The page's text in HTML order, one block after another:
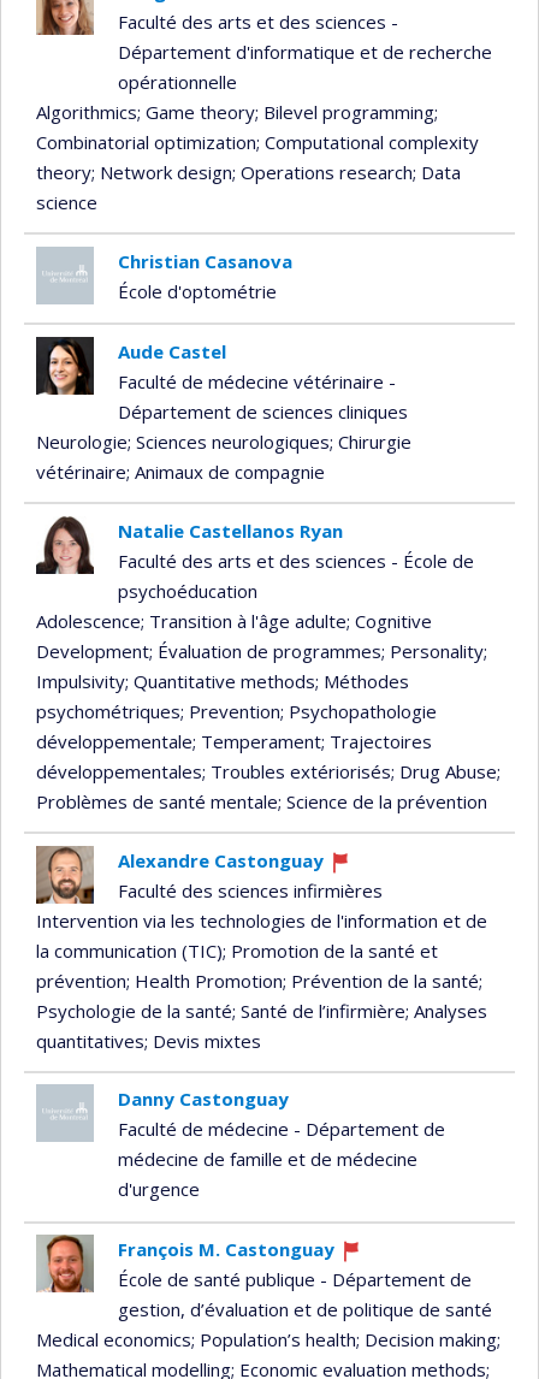
Faculté des arts et des sciences -
Département d'informatique et de recherche
opérationnelle
Algorithmics; Game theory; Bilevel programming;
Combinatorial optimization; Computational complexity
theory; Network design; Operations research; Data
science
Christian Casanova
École d'optométrie
Aude Castel
Faculté de médecine vétérinaire -
Département de sciences cliniques
Neurologie; Sciences neurologiques; Chirurgie
vétérinaire; Animaux de compagnie
Natalie Castellanos Ryan
Faculté des arts et des sciences - École de
psychoéducation
Adolescence; Transition à l'âge adulte; Cognitive
Development; Évaluation de programmes; Personality;
Impulsivity; Quantitative methods; Méthodes
psychométriques; Prevention; Psychopathologie
développementale; Temperament; Trajectoires
développementales; Troubles extériorisés; Drug Abuse;
Problèmes de santé mentale; Science de la prévention
Alexandre Castonguay
Currently
recruiting
Faculté des sciences infirmières
Intervention via les technologies de l'information et de
la communication (TIC); Promotion de la santé et
prévention; Health Promotion; Prévention de la santé;
Psychologie de la santé; Santé de l’infirmière; Analyses
quantitatives; Devis mixtes
Danny Castonguay
Faculté de médecine - Département de
médecine de famille et de médecine
d'urgence
François M. Castonguay
Currently
recruiting
École de santé publique - Département de
gestion, d’évaluation et de politique de santé
Medical economics; Population’s health; Decision making;
Mathematical modelling; Economic evaluation methods;